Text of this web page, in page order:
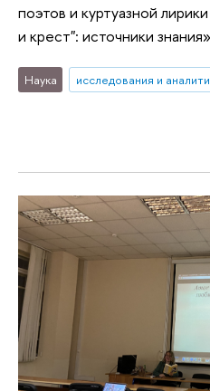
поэтов и куртуазной
и крест": источники
Наука исследования и